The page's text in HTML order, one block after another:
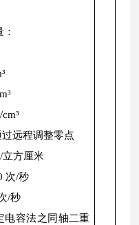
远程调整零点
立方厘米
次/秒
/秒
电容法之同轴二重